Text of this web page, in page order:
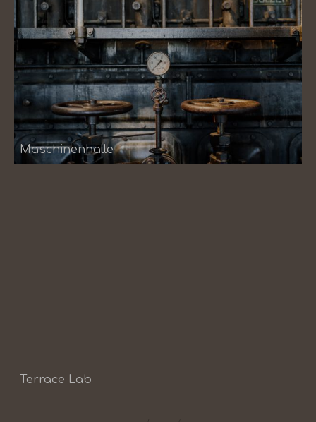
Maschinenhalle
Terrace Lab